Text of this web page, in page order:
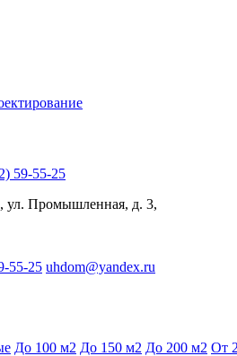
59-55-25
ул. Промышленная, д. 3,
55-25 uhdom@yandex.ru
До 100 м2 До 150 м2 До 200 м2 От